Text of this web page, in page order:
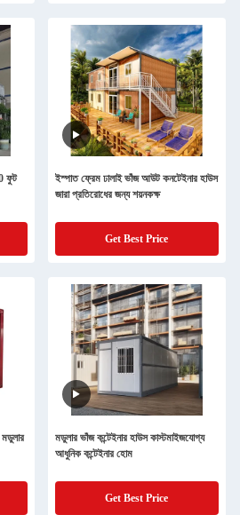
ফুট
ইস্পাত ফ্রেম ঢালাই ভাঁজ আউট কনটেইনার হাউস
জারা প্রতিরোধের জন্য শয়নকক্ষ
Get Best Price
মডুলার ভাঁজ কন্টেইনার হাউস কাস্টমাইজযোগ্য
আধুনিক কন্টেইনার হোম
Get Best Price